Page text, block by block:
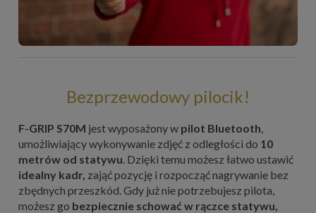
Bezprzewodowy pilocik!
F-GRIP S70M jest wyposażony w pilot Bluetooth
umożliwiający wykonywanie zdjęć z odległości do 10
metrów od statywu . Dzięki temu możesz łatwo ustawić
idealny kadr, zająć pozycję i rozpocząć nagrywanie bez
zbędnych przeszkód. Gdy już nie potrzebujesz pilota,
możesz go bezpiecznie schować w rączce statywu,